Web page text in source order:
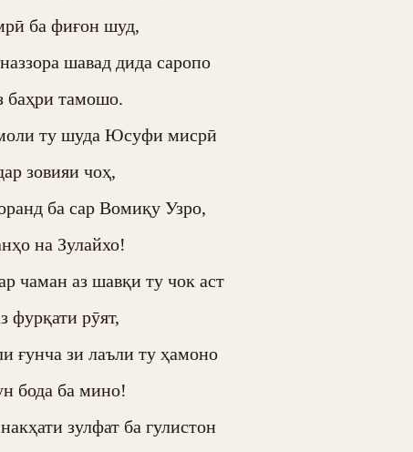
ба фиғон шуд,
шавад дида саропо
баҳри тамошо.
ту шуда Юсуфи мисрӣ
зовияи чоҳ,
ба сар Вомиқу Узро,
на Зулайхо!
чаман аз шавқи ту чок аст
фурқати рӯят,
ғунча зи лаъли ту ҳамоно
бода ба мино!
зулфат ба гулистон